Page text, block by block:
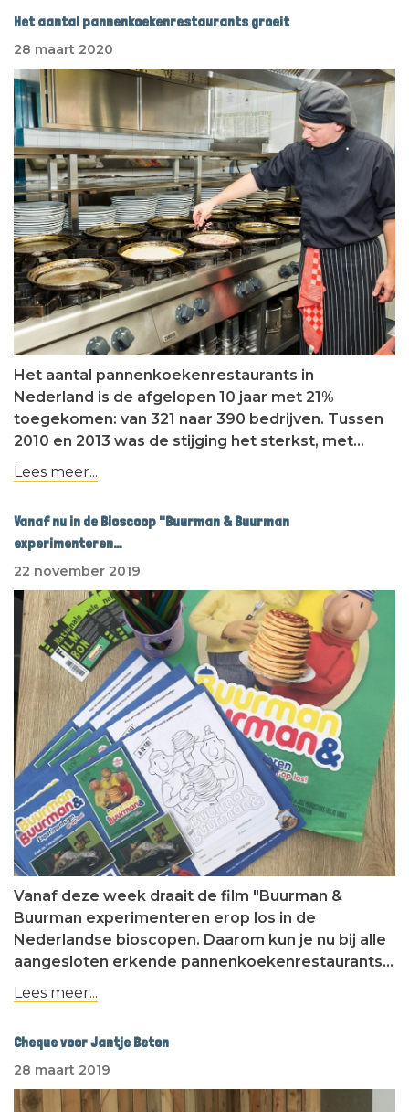
Het aantal pannenkoekenrestaurants groeit
28 maart 2020
Het aantal pannenkoekenrestaurants in
Nederland is de afgelopen 10 jaar met 21%
toegekomen: van 321 naar 390 bedrijven. Tussen
2010 en 2013 was de stijging het sterkst, met…
Lees meer...
Vanaf nu in de Bioscoop "Buurman & Buurman
experimenteren…
22 november 2019
Vanaf deze week draait de film "Buurman &
Buurman experimenteren erop los in de
Nederlandse bioscopen. Daarom kun je nu bij alle
aangesloten erkende pannenkoekenrestaurants…
Lees meer...
Cheque voor Jantje Beton
28 maart 2019